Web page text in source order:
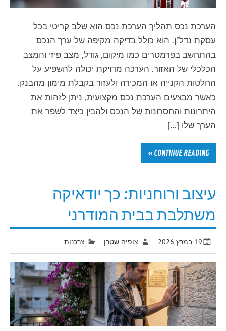
הערכת נכס תהליך הערכת נכס הוא שלב קריטי בכל
עסקת נדל"ן. הוא כולל בדיקה מקיפה של ערך הנכס
בהתחשב בפרמטרים כמו מיקום, גודל, מצב פיזי והמצב
הכלכלי של האזור. הערכה מדויקת יכולה להשפיע על
החלטות הקנייה או המכירה ולעזור בקבלת מימון מהבנק.
כאשר מבצעים הערכת נכס מקצועית, ניתן לזהות את
היתרונות והחסרונות של הנכס ולהבין כיצד לשפר את
הערך שלו […]
CONTINUE READING »
עיצוב ורוחניות: כך יודאיקה
משתלבת בבית המודרני
19 במרץ 2026 צופיה שטרן צרכנות